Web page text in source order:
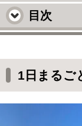
目次
ハワイ一
昨日の
1日まるご